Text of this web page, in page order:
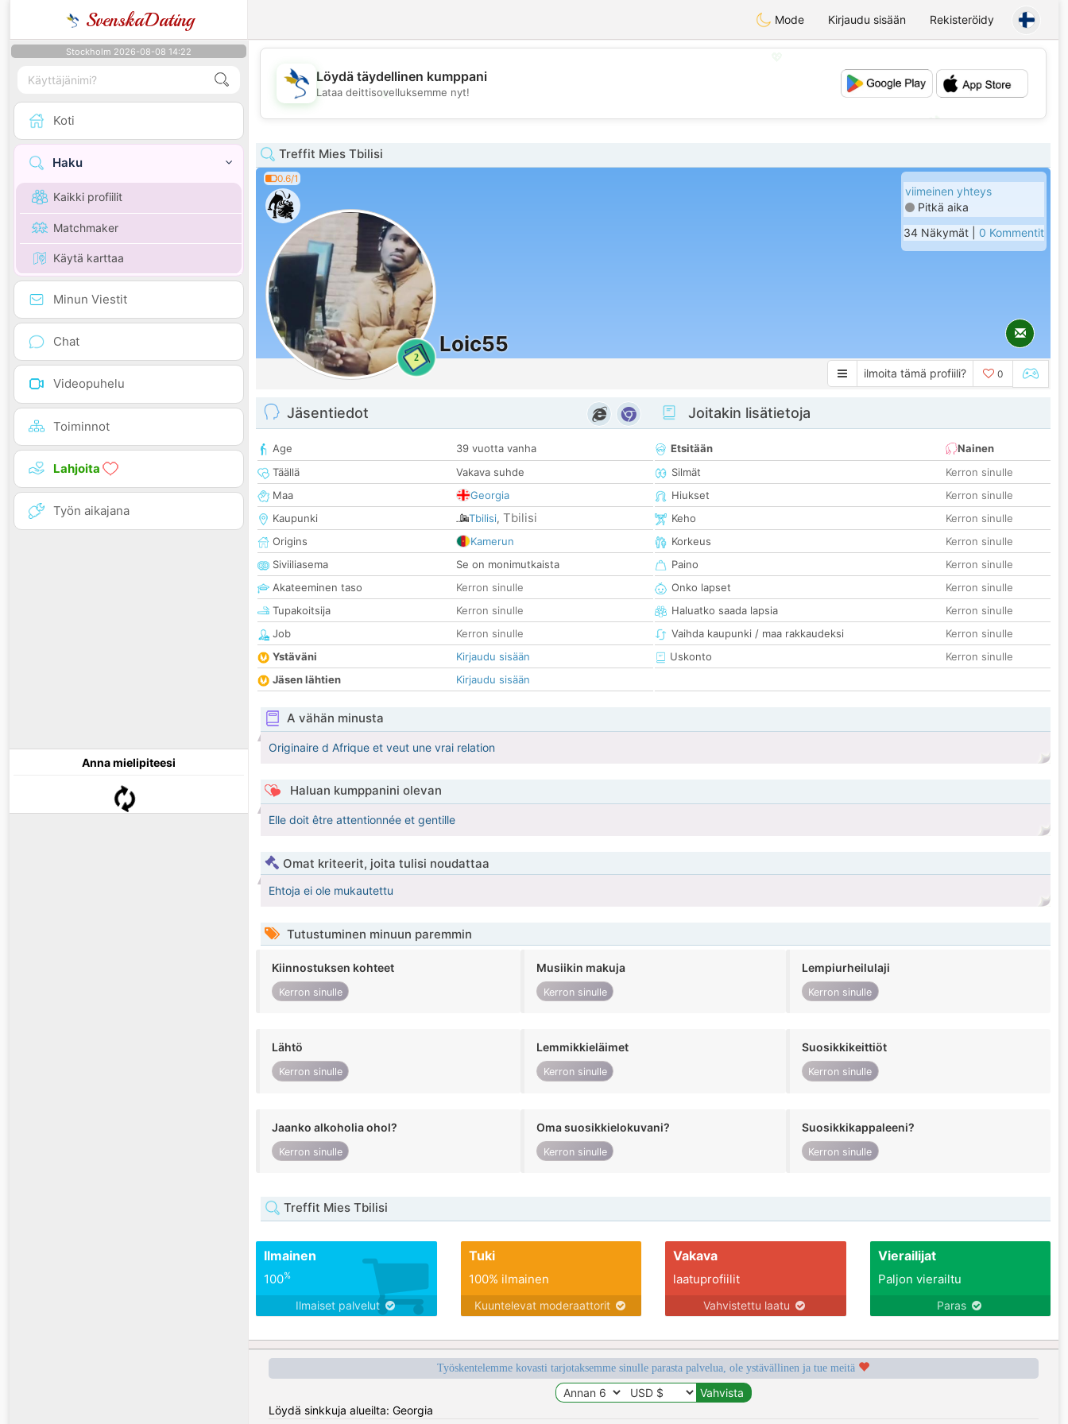
SvenskaDating Mode Kirjaudu sisään Rekisteröidy
Stockholm 2026-08-08 14:22
Koti
Haku
Kaikki profiilit
Matchmaker
Käytä karttaa
Minun Viestit
Chat
Videopuhelu
Toiminnot
Lahjoita
Työn aikajana
Anna mielipiteesi
💖
💕
Löydä täydellinen kumppani
Lataa deittisovelluksemme nyt!
Treffit Mies Tbilisi
0.6/1
2
Loic55
viimeinen yhteys
Pitkä aika
34 Näkymät | 0 Kommentit
ilmoita tämä profiili? 0
Jäsentiedot
Age
39 vuotta vanha
Täällä
Vakava suhde
Maa
Georgia
Kaupunki
Tbilisi, Tbilisi
Origins
Kamerun
Siviiliasema
Se on monimutkaista
Akateeminen taso
Kerron sinulle
Tupakoitsija
Kerron sinulle
Job
Kerron sinulle
Ystäväni
Kirjaudu sisään
Jäsen lähtien
Kirjaudu sisään
Joitakin lisätietoja
Etsitään
Nainen
Silmät
Kerron sinulle
Hiukset
Kerron sinulle
Keho
Kerron sinulle
Korkeus
Kerron sinulle
Paino
Kerron sinulle
Onko lapset
Kerron sinulle
Haluatko saada lapsia
Kerron sinulle
Vaihda kaupunki / maa rakkaudeksi
Kerron sinulle
Uskonto
Kerron sinulle
A vähän minusta
Originaire d Afrique et veut une vrai relation
Haluan kumppanini olevan
Elle doit être attentionnée et gentille
Omat kriteerit, joita tulisi noudattaa
Ehtoja ei ole mukautettu
Tutustuminen minuun paremmin
Kiinnostuksen kohteet
Kerron sinulle
Musiikin makuja
Kerron sinulle
Lempiurheilulaji
Kerron sinulle
Lähtö
Kerron sinulle
Lemmikkieläimet
Kerron sinulle
Suosikkikeittiöt
Kerron sinulle
Jaanko alkoholia ohol?
Kerron sinulle
Oma suosikkielokuvani?
Kerron sinulle
Suosikkikappaleeni?
Kerron sinulle
Treffit Mies Tbilisi
Ilmainen
100%
Ilmaiset palvelut
Tuki
100% ilmainen
Kuuntelevat moderaattorit
Vakava
laatuprofiilit
Vahvistettu laatu
Vierailijat
Paljon vierailtu
Paras
Työskentelemme kovasti tarjotaksemme sinulle parasta palvelua, ole ystävällinen ja tue meitä
Löydä sinkkuja alueilta: Georgia